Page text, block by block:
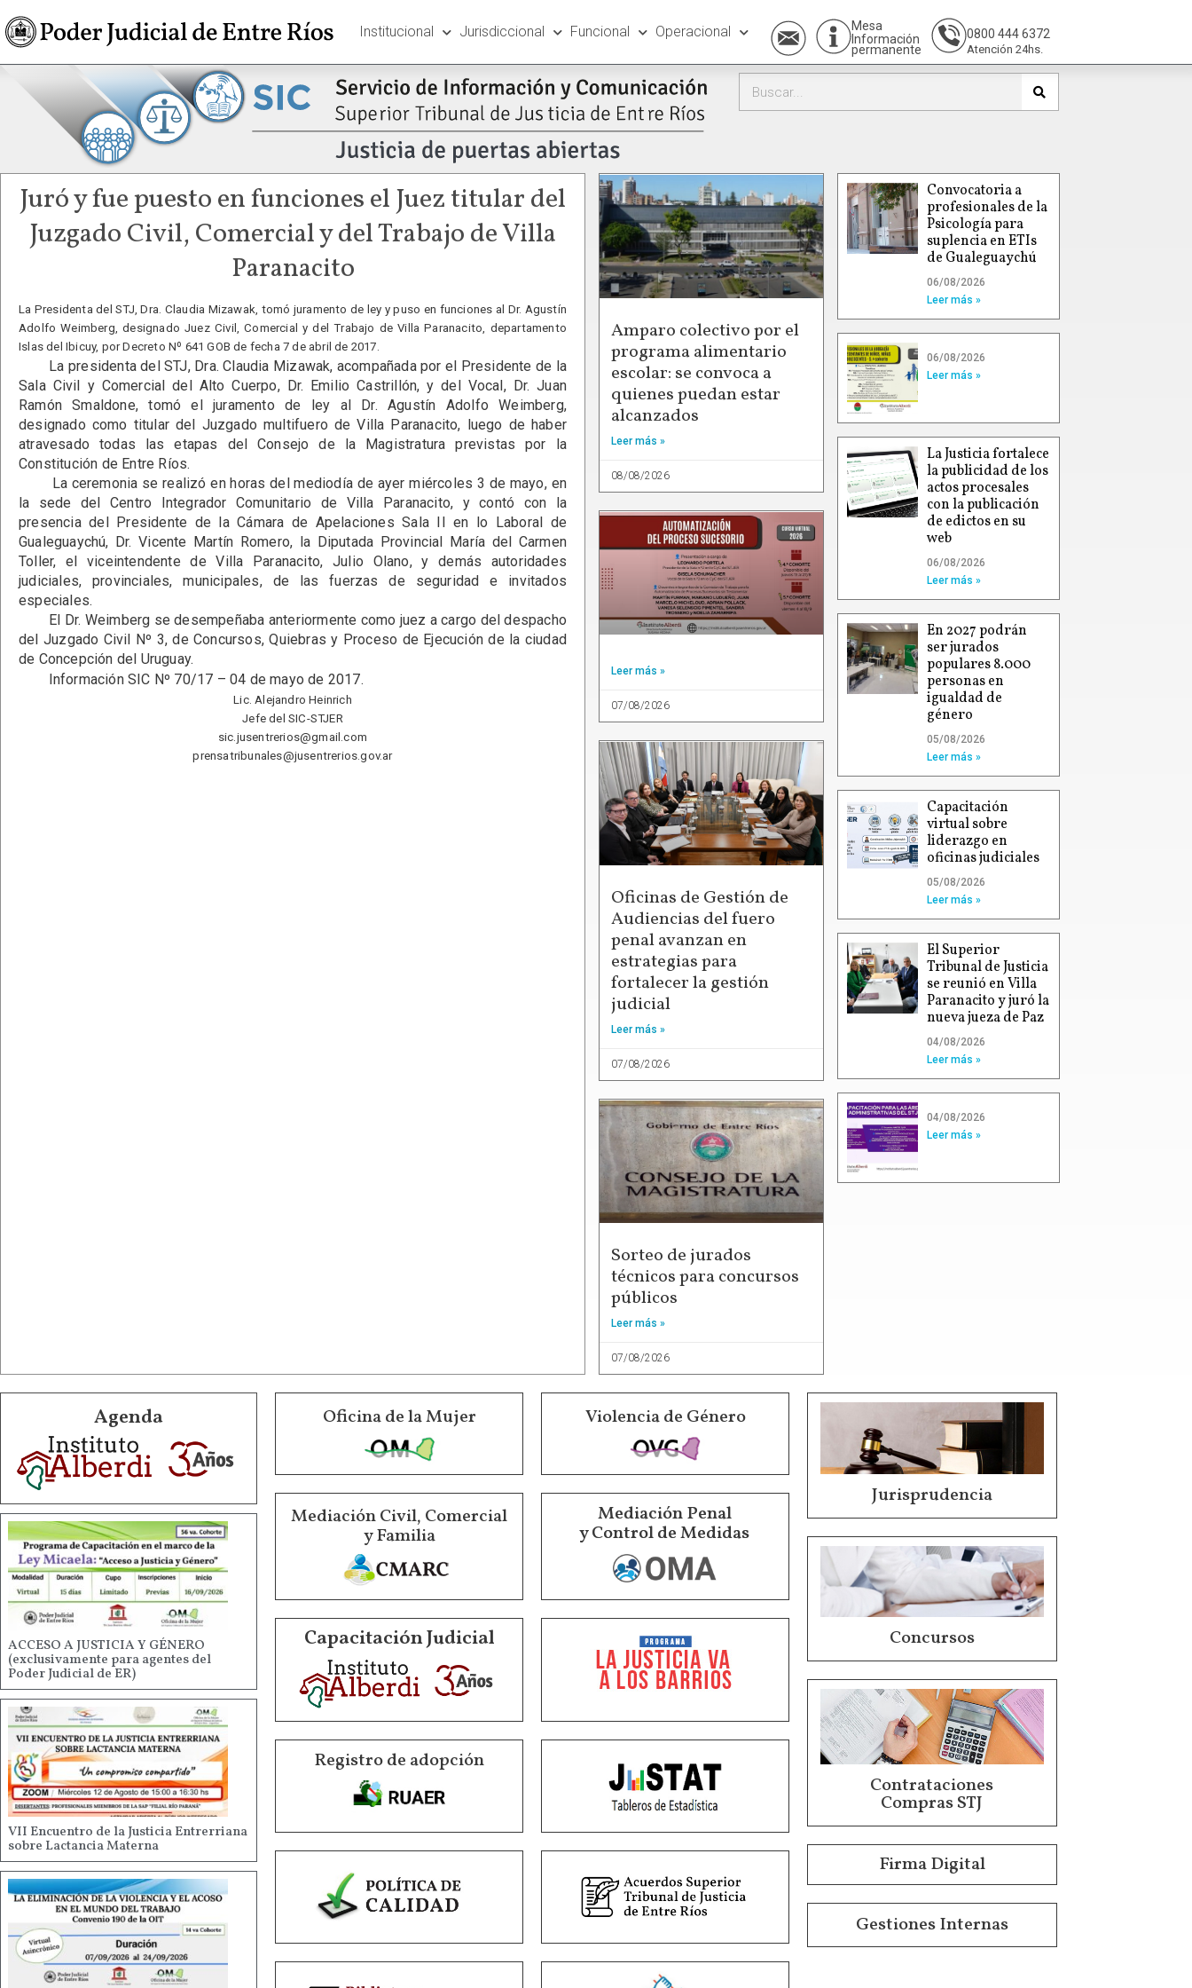
Institucional Jurisdiccional Funcional Operacional
Mesa
Información
permanente
0800 444 6372
Atención 24hs.
Juró y fue puesto en funciones el Juez titular del
Juzgado Civil, Comercial y del Trabajo de Villa
Paranacito
La Presidenta del STJ, Dra. Claudia Mizawak, tomó juramento de ley y puso en funciones al Dr. Agustín
Adolfo Weimberg, designado Juez Civil, Comercial y del Trabajo de Villa Paranacito, departamento
Islas del Ibicuy, por Decreto Nº 641 GOB de fecha 7 de abril de 2017.
La presidenta del STJ, Dra. Claudia Mizawak, acompañada por el Presidente de la
Sala Civil y Comercial del Alto Cuerpo, Dr. Emilio Castrillón, y del Vocal, Dr. Juan
Ramón Smaldone, tomó el juramento de ley al Dr. Agustín Adolfo Weimberg,
designado como titular del Juzgado multifuero de Villa Paranacito, luego de haber
atravesado todas las etapas del Consejo de la Magistratura previstas por la
Constitución de Entre Ríos.
La ceremonia se realizó en horas del mediodía de ayer miércoles 3 de mayo, en
la sede del Centro Integrador Comunitario de Villa Paranacito, y contó con la
presencia del Presidente de la Cámara de Apelaciones Sala II en lo Laboral de
Gualeguaychú, Dr. Vicente Martín Romero, la Diputada Provincial María del Carmen
Toller, el viceintendente de Villa Paranacito, Julio Olano, y demás autoridades
judiciales, provinciales, municipales, de las fuerzas de seguridad e invitados
especiales.
El Dr. Weimberg se desempeñaba anteriormente como juez a cargo del despacho
del Juzgado Civil Nº 3, de Concursos, Quiebras y Proceso de Ejecución de la ciudad
de Concepción del Uruguay.
Información SIC Nº 70/17 – 04 de mayo de 2017.
Lic. Alejandro Heinrich
Jefe del SIC-STJER
sic.jusentrerios@gmail.com
prensatribunales@jusentrerios.gov.ar
Amparo colectivo por el
programa alimentario
escolar: se convoca a
quienes puedan estar
alcanzados
Leer más »
08/08/2026
Leer más »
07/08/2026
Oficinas de Gestión de
Audiencias del fuero
penal avanzan en
estrategias para
fortalecer la gestión
judicial
Leer más »
07/08/2026
Sorteo de jurados
técnicos para concursos
públicos
Leer más »
07/08/2026
Convocatoria a
profesionales de la
Psicología para
suplencia en ETIs
de Gualeguaychú
06/08/2026
Leer más »
06/08/2026
Leer más »
La Justicia fortalece
la publicidad de los
actos procesales
con la publicación
de edictos en su
web
06/08/2026
Leer más »
En 2027 podrán
ser jurados
populares 8.000
personas en
igualdad de
género
05/08/2026
Leer más »
Capacitación
virtual sobre
liderazgo en
oficinas judiciales
05/08/2026
Leer más »
El Superior
Tribunal de Justicia
se reunió en Villa
Paranacito y juró la
nueva jueza de Paz
04/08/2026
Leer más »
04/08/2026
Leer más »
Agenda
ACCESO A JUSTICIA Y GÉNERO
(exclusivamente para agentes del
Poder Judicial de ER)
VII Encuentro de la Justicia Entrerriana
sobre Lactancia Materna
Oficina de la Mujer Violencia de Género
Mediación Civil, Comercial
y Familia
Mediación Penal
y Control de Medidas
Capacitación Judicial
Registro de adopción
Jurisprudencia
Concursos
Contrataciones
Compras STJ
Firma Digital
Gestiones Internas